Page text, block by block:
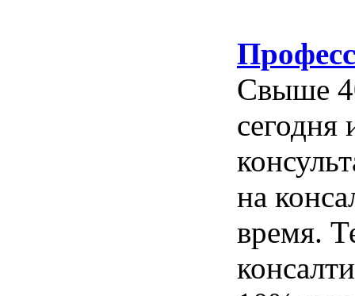
Свыше
сегодня
на
время.